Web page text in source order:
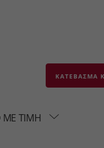
ΚΑΤΕΒΑΣΜΑ
ΜΕ ΤΙΜΗ